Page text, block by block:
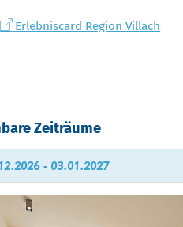
Erlebniscard Region Villach
Zeiträume
- 03.01.2027